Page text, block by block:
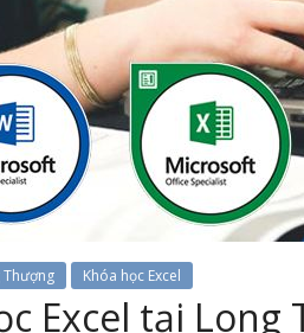
Thượng Khóa học Excel
Excel tại